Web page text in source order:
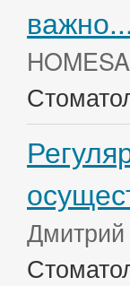
Дмитрий